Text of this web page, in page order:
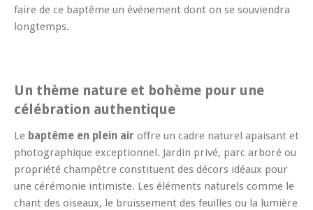
faire de ce baptême un événement dont on se souviendra
longtemps.
Un thème nature et bohème pour une
célébration authentique
Le baptême en plein air offre un cadre naturel apaisant et
photographique exceptionnel. Jardin privé, parc arboré ou
propriété champêtre constituent des décors idéaux pour
une cérémonie intimiste. Les éléments naturels comme le
chant des oiseaux, le bruissement des feuilles ou la lumière